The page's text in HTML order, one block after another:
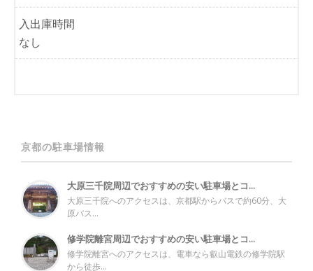
入出庫時間
なし
京都の駐車場情報
大原三千院周辺でおすすめの安い駐車場とコ...
大原三千院へのアクセスは、京都駅からバスで約60分、大
原バス...
修学院離宮周辺でおすすめの安い駐車場とコ...
修学院離宮へのアクセスは、電車なら叡山電鉄の修学院駅
から徒歩...